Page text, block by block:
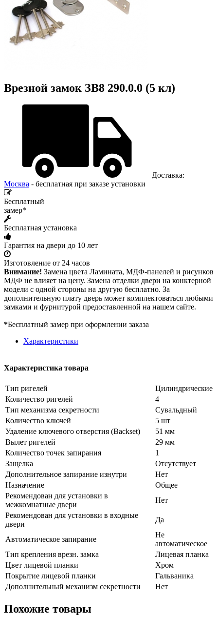
Врезной замок ЗВ8 290.0.0 (5 кл)
Доставка:
Москва - бесплатная при заказе установки
Бесплатный
замер*
Бесплатная установка
Гарантия на двери до 10 лет
Изготовление от 24 часов
Внимание! Замена цвета Ламината, МДФ-панелей и рисунков
МДФ не влияет на цену. Замена отделки двери на конктерной
модели с одной стороны на другую бесплатно. За
дополнительную плату дверь может комплектоваться любыми
замками и фурнитурой предоставленной на нашем сайте.
*Бесплатный замер при оформлении заказа
Характеристики
Характеристика товара
Тип ригелей
Цилиндрические
Количество ригелей
4
Тип механизма секретности
Сувальдный
Количество ключей
5 шт
Удаление ключевого отверстия (Backset)
51 мм
Вылет ригелей
29 мм
Количество точек запирания
1
Защелка
Отсутствует
Дополнительное запирание изнутри
Нет
Назначение
Общее
Рекомендован для установки в
межкомнатные двери
Нет
Рекомендован для установки в входные
двери
Да
Автоматическое запирание
Не
автоматическое
Тип крепления врезн. замка
Лицевая планка
Цвет лицевой планки
Хром
Покрытие лицевой планки
Гальваника
Дополнительный механизм секретности
Нет
Похожие товары